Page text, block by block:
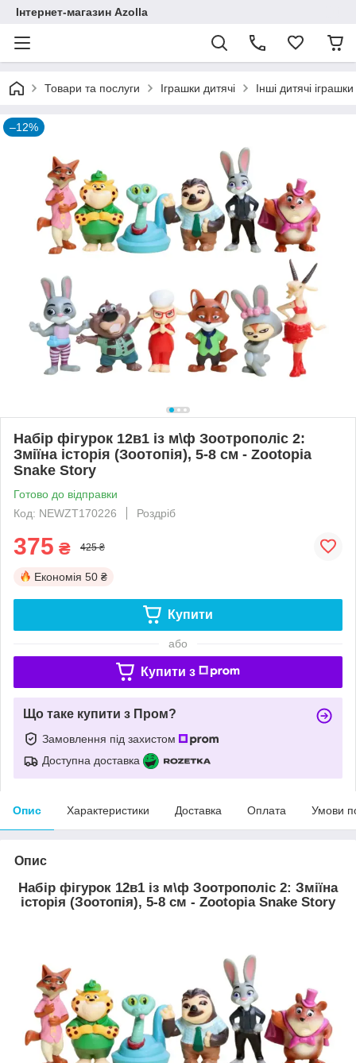
Інтернет-магазин Azolla
Товари та послуги Іграшки дитячі Інші дитячі іграшки
–12%
Набір фігурок 12в1 із м\ф Зоотрополіс 2:
Зміїна історія (Зоотопія), 5-8 см - Zootopia
Snake Story
Готово до відправки
Код: NEWZT170226
Роздріб
375 ₴ 425 ₴
Економія 50 ₴
Купити
або
Купити з
Що таке купити з Пром?
Замовлення під захистом
Доступна доставка
Опис Характеристики Доставка Оплата Умови
Опис
Набір фігурок 12в1 із м\ф Зоотрополіс 2: Зміїна
історія (Зоотопія), 5-8 см - Zootopia Snake Story